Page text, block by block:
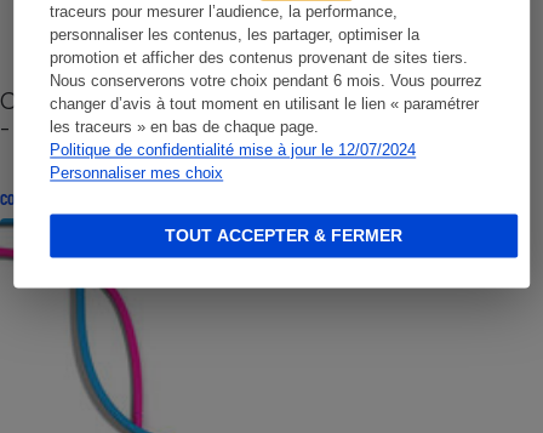
traceurs pour mesurer l’audience, la performance,
personnaliser les contenus, les partager, optimiser la
promotion et afficher des contenus provenant de sites tiers.
Nous conserverons votre choix pendant 6 mois. Vous pourrez
changer d’avis à tout moment en utilisant le lien « paramétrer
les traceurs » en bas de chaque page.
Politique de confidentialité mise à jour le 12/07/2024
Personnaliser mes choix
TOUT ACCEPTER & FERMER
Cafetière à capsules zéro déchet CoffeeB (vidéo)
- Premières impressions
CONSEILS